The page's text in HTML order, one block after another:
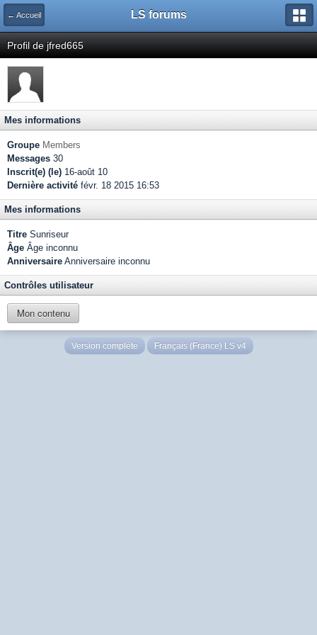
← Accueil LS forums
Profil de jfred665
Mes informations
Groupe Members
Messages 30
Inscrit(e) (le) 16-août 10
Dernière activité févr. 18 2015 16:53
Mes informations
Titre Sunriseur
Âge Âge inconnu
Anniversaire Anniversaire inconnu
Contrôles utilisateur
Mon contenu
Version complète Français (France) LS v4